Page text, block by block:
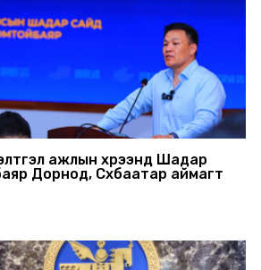
ажлын хүрээнд Шадар
Дорнод, Сүхбаатар аймагт